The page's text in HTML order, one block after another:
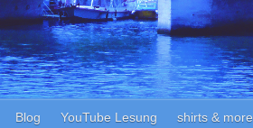
Blog YouTube Lesung shirts & more